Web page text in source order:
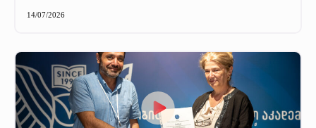
Մամուլը մեր մասին (2023-2024 թթ)
14/07/2026